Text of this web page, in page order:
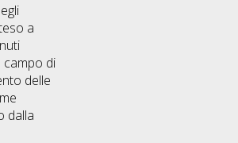
a
di
delle
dalla